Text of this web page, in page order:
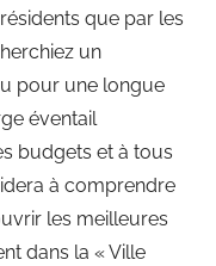
que par les
un
pour une longue
éventail
budgets et à tous
à comprendre
les meilleures
dans la « Ville